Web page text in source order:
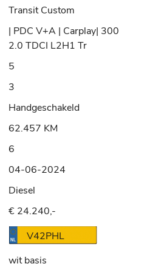
Transit Custom
| PDC V+A | Carplay| 300
2.0 TDCI L2H1 Tr
5
3
Handgeschakeld
62.457 KM
6
04-06-2024
Diesel
€ 24.240,-
V42PHL
wit basis